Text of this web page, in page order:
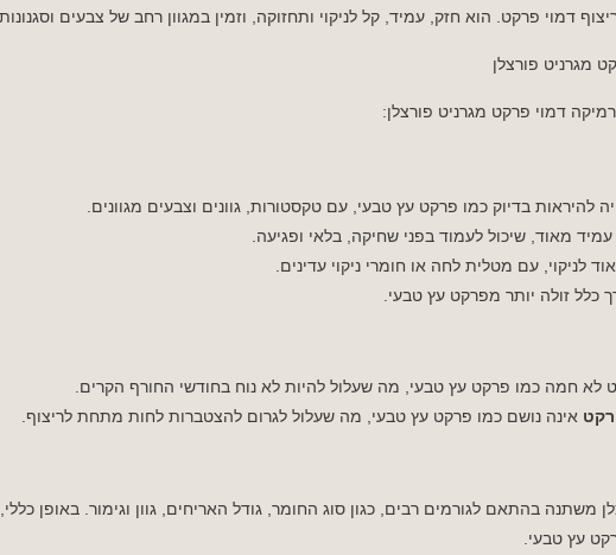
דמוי פרקט. הוא חזק, עמיד, קל לניקוי ותחזוקה, וזמין במגוון רחב של צבעים וסגנונות.
מגרניט פורצלן
דמוי פרקט מגרניט פורצלן:
בדיוק כמו פרקט עץ טבעי, עם טקסטורות, גוונים וצבעים מגוונים.
מאוד, שיכול לעמוד בפני שחיקה, בלאי ופגיעה.
לניקוי, עם מטלית לחה או חומרי ניקוי עדינים.
כלל זולה יותר מפרקט עץ טבעי.
חמה כמו פרקט עץ טבעי, מה שעלול להיות לא נוח בחודשי החורף הקרים.
אינה נושם כמו פרקט עץ טבעי, מה שעלול לגרום להצטברות לחות מתחת לריצוף.
משתנה בהתאם לגורמים רבים, כגון סוג החומר, גודל האריחים, גוון וגימור. באופן כללי,
עץ טבעי.